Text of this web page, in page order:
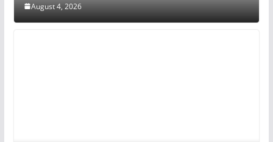
August 4, 2026